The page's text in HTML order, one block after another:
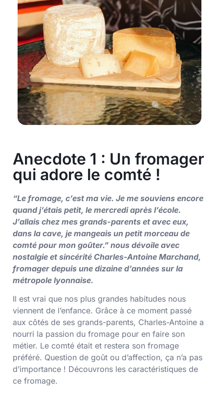
Anecdote 1 : Un fromager
qui adore le comté !
“Le fromage, c’est ma vie. Je me souviens encore
quand j’étais petit, le mercredi après l’école.
J’allais chez mes grands-parents et avec eux,
dans la cave, je mangeais un petit morceau de
comté pour mon goûter.” nous dévoile avec
nostalgie et sincérité Charles-Antoine Marchand,
fromager depuis une dizaine d’années sur la
métropole lyonnaise.
Il est vrai que nos plus grandes habitudes nous
viennent de l’enfance. Grâce à ce moment passé
aux côtés de ses grands-parents, Charles-Antoine a
nourri la passion du fromage pour en faire son
métier. Le comté était et restera son fromage
préféré. Question de goût ou d’affection, ça n’a pas
d’importance ! Découvrons les caractéristiques de
ce fromage.